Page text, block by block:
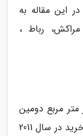
این مقاله به
مراکش، رباط ،
مال با مساحت 200 هزار متر مربع دومین
مرکز خرید عظیم در آفریقا است. این مرکز خرید در سال 2011